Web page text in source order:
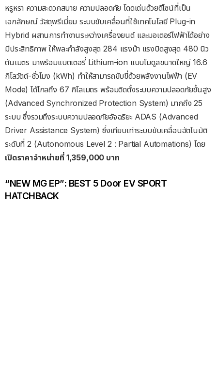
หรูหรา ความสะดวกสบาย ความปลอดภัย โดดเด่นด้วยดีไซน์ที่เป็น
เอกลักษณ์ วัสดุพรีเมี่ยม ระบบขับเคลื่อนที่ใช้เทคโนโลยี Plug-in
Hybrid ผสานการทำงานระหว่างเครื่องยนต์ และมอเตอร์ไฟฟ้าได้อย่าง
มีประสิทธิภาพ ให้พละกำลังสูงสุด 284 แรงม้า แรงบิดสูงสุด 480 นิว
ตันเมตร มาพร้อมแบตเตอรี่ Lithium-ion แบบโมดูลขนาดใหญ่ 16.6
กิโลวัตต์-ชั่วโมง (kWh) ทำให้สามารถขับขี่ด้วยพลังงานไฟฟ้า (EV
Mode) ได้ไกลถึง 67 กิโลเมตร พร้อมติดตั้งระบบความปลอดภัยขั้นสูง
(Advanced Synchronized Protection System) มากถึง 25
ระบบ ซึ่งรวมถึงระบบความปลอดภัยอัจฉริยะ ADAS (Advanced
Driver Assistance System) ซึ่งเทียบเท่าระบบขับเคลื่อนอัตโนมัติ
ระดับที่ 2 (Autonomous Level 2 : Partial Automations) โดย
เปิดราคาจำหน่ายที่ 1,359,000 บาท
“NEW MG EP”: BEST 5 Door EV SPORT
HATCHBACK